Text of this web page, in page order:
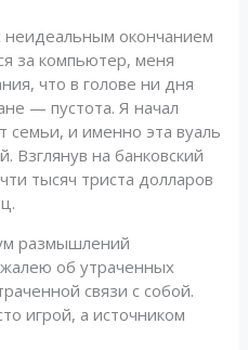
окончанием
за компьютер, меня
что в голове ни дня
— пустота. Я начал
семьи, и именно эта вуаль
Взглянув на банковский
тысяч триста долларов
размышлений
об утраченных
связи с собой.
игрой, а источником